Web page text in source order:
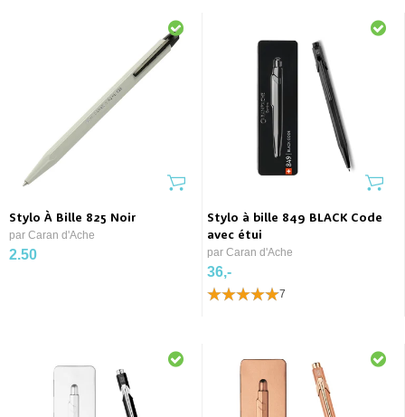
Stylo À Bille 825 Noir
par Caran d'Ache
2.50
Stylo à bille 849 BLACK Code
avec étui
par Caran d'Ache
36,-
7